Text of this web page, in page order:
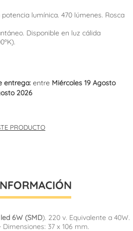
potencia lumínica. 470 lúmenes. Rosca
Disponible en luz cálida
entrega: entre Miércoles 19 Agosto
2026
PRODUCTO
6W (SMD). 220 v. Equivalente a 40W.
Dimensiones: 37 x 106 mm.